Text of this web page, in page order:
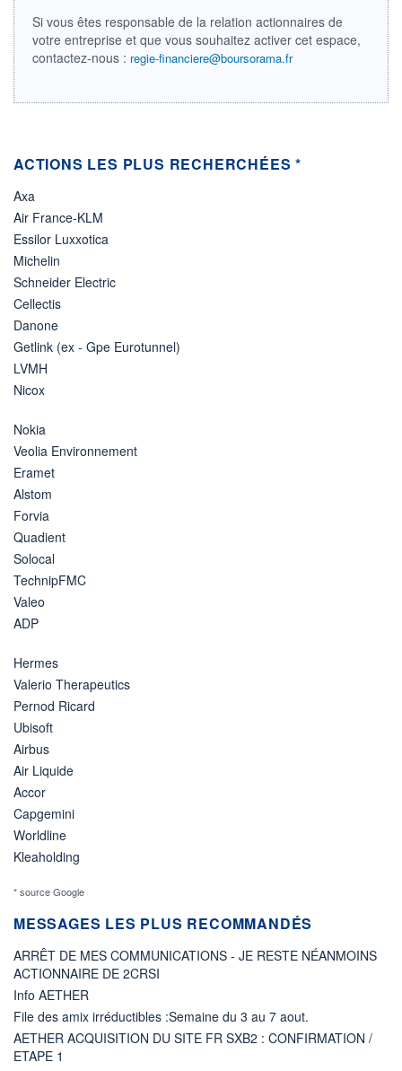
Si vous êtes responsable de la relation actionnaires de
votre entreprise et que vous souhaitez activer cet espace,
contactez-nous : regie-financiere@boursorama.fr
ACTIONS LES PLUS RECHERCHÉES *
Axa
Air France-KLM
Essilor Luxxotica
Michelin
Schneider Electric
Cellectis
Danone
Getlink (ex - Gpe Eurotunnel)
LVMH
Nicox
Nokia
Veolia Environnement
Eramet
Alstom
Forvia
Quadient
Solocal
TechnipFMC
Valeo
ADP
Hermes
Valerio Therapeutics
Pernod Ricard
Ubisoft
Airbus
Air Liquide
Accor
Capgemini
Worldline
Kleaholding
* source Google
MESSAGES LES PLUS RECOMMANDÉS
ARRÊT DE MES COMMUNICATIONS - JE RESTE NÉANMOINS
ACTIONNAIRE DE 2CRSI
Info AETHER
File des amix irréductibles :Semaine du 3 au 7 aout.
AETHER ACQUISITION DU SITE FR SXB2 : CONFIRMATION /
ETAPE 1